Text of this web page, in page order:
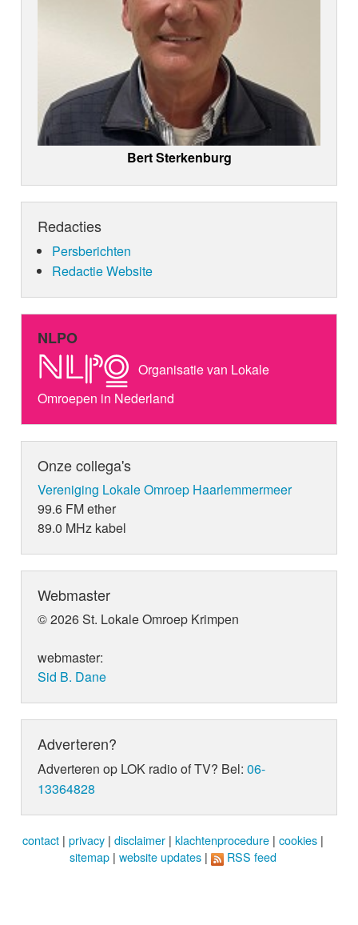
Bert Sterkenburg
Redacties
Persberichten
Redactie Website
NLPO
Organisatie van Lokale
Omroepen in Nederland
Onze collega's
Vereniging Lokale Omroep Haarlemmermeer
99.6 FM ether
89.0 MHz kabel
Webmaster
© 2026 St. Lokale Omroep Krimpen
webmaster:
Sid B. Dane
Adverteren?
Adverteren op LOK radio of TV? Bel:06-
13364828
contact | privacy | disclaimer | klachtenprocedure | cookies |
sitemap | website updates | RSS feed